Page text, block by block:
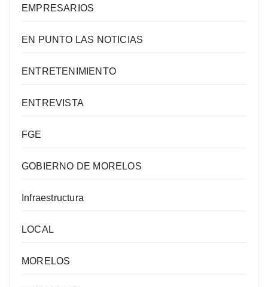
EMPRESARIOS
EN PUNTO LAS NOTICIAS
ENTRETENIMIENTO
ENTREVISTA
FGE
GOBIERNO DE MORELOS
Infraestructura
LOCAL
MORELOS